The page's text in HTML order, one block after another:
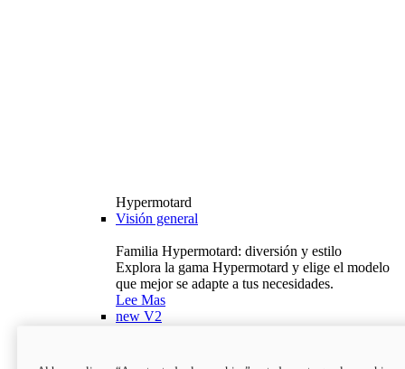
Hypermotard
Visión general
Familia Hypermotard: diversión y estilo
Explora la gama Hypermotard y elige el modelo
que mejor se adapte a tus necesidades.
Lee Mas
new V2
120,4 hp
Potencia